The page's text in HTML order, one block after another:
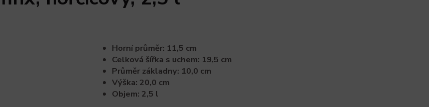
Horní průměr: 11,5 cm
Celková šířka s uchem: 19,5 cm
Průměr základny: 10,0 cm
Výška: 20,0 cm
Objem: 2,5 l